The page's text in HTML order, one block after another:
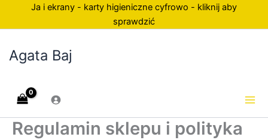
Ja i ekrany - karty higieniczne cyfrowo - kliknij aby
sprawdzić
Agata Baj
Regulamin sklepu i polityka